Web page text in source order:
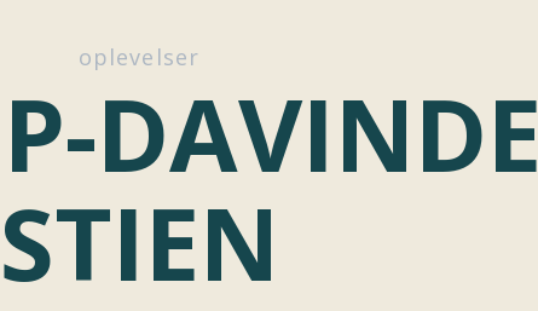
oplevelser
DAVINDE
STIEN